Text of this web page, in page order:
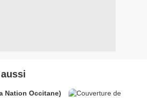
Nation Occitane)